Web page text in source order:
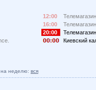
12:00
16:00
20:00
:
Киевский
неделю: вся